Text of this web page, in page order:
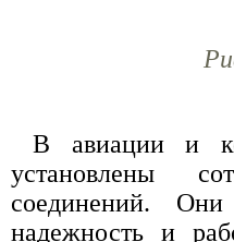
В авиации и
установлены
соединений.
надежность и